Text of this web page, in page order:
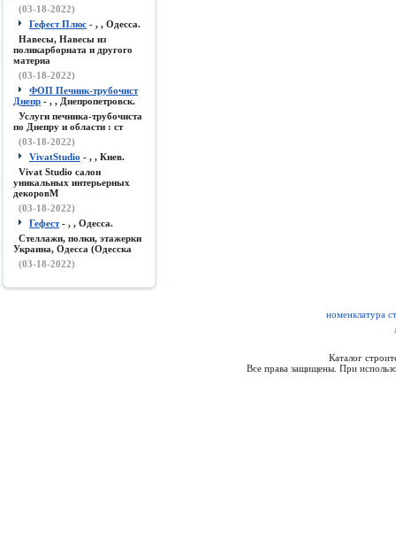
(03-18-2022)
Гефест Плюс - , , Одесса.
Навесы, Навесы из
поликарборната и другого
материа
(03-18-2022)
ФОП Печник-трубочист
Днепр - , , Днепропетровск.
Услуги печника-трубочиста
по Днепру и области : ст
(03-18-2022)
VivatStudio - , , Киев.
Vivat Studio салон
уникальных интерьерных
декоровМ
(03-18-2022)
Гефест- , , Одесса.
Стеллажи, полки, этажерки
Украина, Одесса (Одесска
(03-18-2022)
номенклатура
Каталог
Все права защищены. При